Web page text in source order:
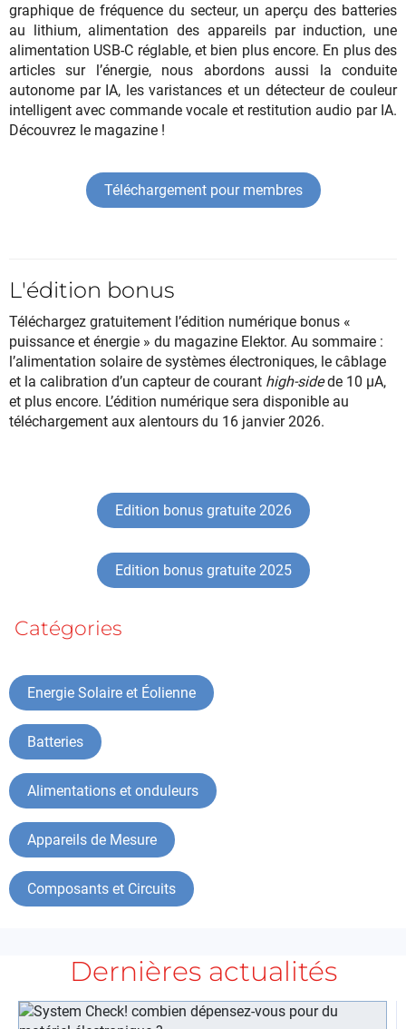
graphique de fréquence du secteur, un aperçu des batteries
au lithium, alimentation des appareils par induction, une
alimentation USB-C réglable, et bien plus encore. En plus des
articles sur l’énergie, nous abordons aussi la conduite
autonome par IA, les varistances et un détecteur de couleur
intelligent avec commande vocale et restitution audio par IA.
Découvrez le magazine !
Téléchargement pour membres
L'édition bonus
Téléchargez gratuitement l’édition numérique bonus «
puissance et énergie » du magazine Elektor. Au sommaire :
l’alimentation solaire de systèmes électroniques, le câblage
et la calibration d’un capteur de courant high-sidede 10 µA,
et plus encore. L’édition numérique sera disponible au
téléchargement aux alentours du 16 janvier 2026.
Edition bonus gratuite 2026
Edition bonus gratuite 2025
Catégories
Energie Solaire et Éolienne
Batteries
Alimentations et onduleurs
Appareils de Mesure
Composants et Circuits
Dernières actualités